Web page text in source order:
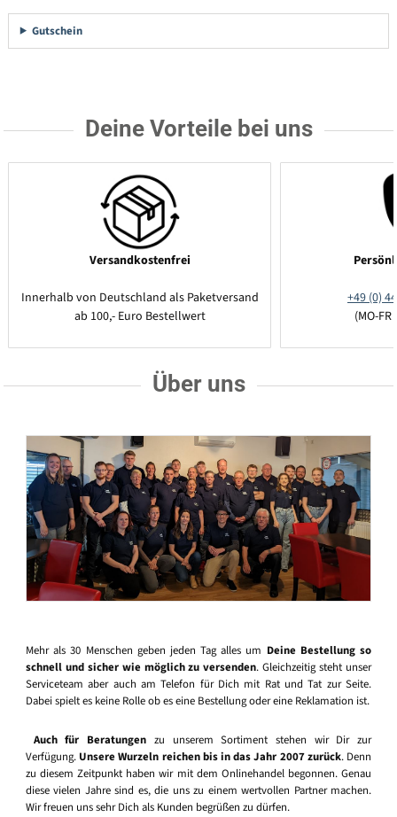
Gutschein
Deine Vorteile bei uns
Versandkostenfrei
Innerhalb von Deutschland als Paketversand
ab 100,- Euro Bestellwert
+49 (0)
(MO-
Über uns
Mehr als 30 Menschen geben jeden Tag alles um Deine Bestellung so
schnell und sicher wie möglich zu versenden. Gleichzeitig steht unser
Serviceteam aber auch am Telefon für Dich mit Rat und Tat zur Seite.
Dabei spielt es keine Rolle ob es eine Bestellung oder eine Reklamation ist.
Auch für Beratungen zu unserem Sortiment stehen wir Dir zur
Verfügung. Unsere Wurzeln reichen bis in das Jahr 2007 zurück. Denn
zu diesem Zeitpunkt haben wir mit dem Onlinehandel begonnen. Genau
diese vielen Jahre sind es, die uns zu einem wertvollen Partner machen.
Wir freuen uns sehr Dich als Kunden begrüßen zu dürfen.